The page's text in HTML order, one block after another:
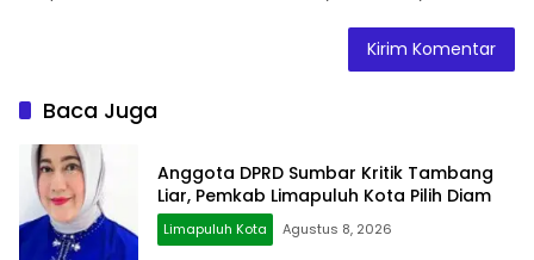
Baca Juga
Anggota DPRD Sumbar Kritik Tambang
Liar, Pemkab Limapuluh Kota Pilih Diam
Limapuluh Kota Agustus 8, 2026